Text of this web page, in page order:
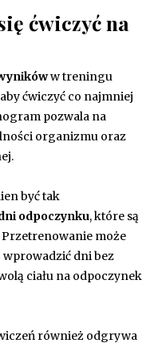
ćwiczyć na
w treningu
ćwiczyć co najmniej
pozwala na
organizmu oraz
być tak
odpoczynku, które są
może
dni bez
ciału na odpoczynek
również odgrywa